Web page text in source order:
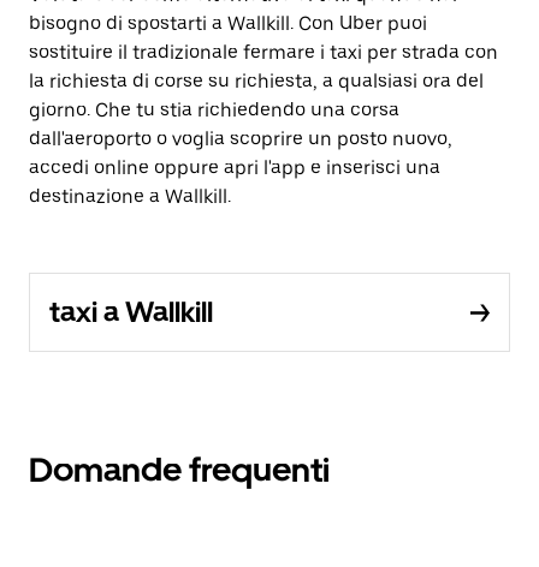
bisogno di spostarti a Wallkill. Con Uber puoi
sostituire il tradizionale fermare i taxi per strada con
la richiesta di corse su richiesta, a qualsiasi ora del
giorno. Che tu stia richiedendo una corsa
dall'aeroporto o voglia scoprire un posto nuovo,
accedi online oppure apri l'app e inserisci una
destinazione a Wallkill.
taxi a Wallkill
Domande frequenti